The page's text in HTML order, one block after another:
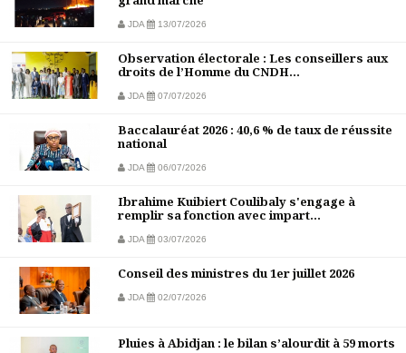
JDA 13/07/2026
Observation électorale : Les conseillers aux
droits de l’Homme du CNDH...
JDA 07/07/2026
Baccalauréat 2026 : 40,6 % de taux de réussite
national
JDA 06/07/2026
Ibrahime Kuibiert Coulibaly s'engage à
remplir sa fonction avec impart...
JDA 03/07/2026
Conseil des ministres du 1er juillet 2026
JDA 02/07/2026
Pluies à Abidjan : le bilan s’alourdit à 59 morts